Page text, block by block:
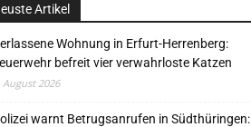
Artikel
Wohnung in Erfurt-Herrenberg:
befreit vier verwahrloste Katzen
August 2026
warnt Betrugsanrufen in Südthüringen: